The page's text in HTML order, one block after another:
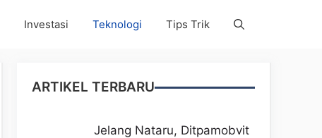
Investasi Teknologi Tips Trik
ARTIKEL TERBARU
Jelang Nataru, Ditpamobvit